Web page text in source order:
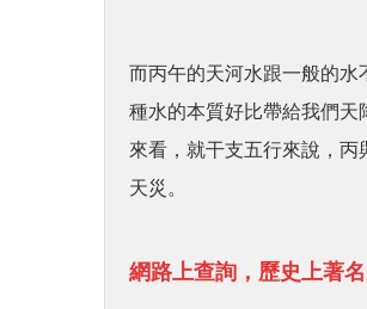
而丙午的天河水跟一般的
種水的本質好比帶給我們
來看，就干支五行來說，
天災。
網路上查詢，歷史上著